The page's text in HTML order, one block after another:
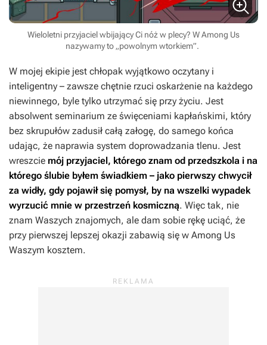
Wieloletni przyjaciel wbijający Ci nóż w plecy? W Among Us
nazywamy to „powolnym wtorkiem”.
W mojej ekipie jest chłopak wyjątkowo oczytany i
inteligentny – zawsze chętnie rzuci oskarżenie na każdego
niewinnego, byle tylko utrzymać się przy życiu. Jest
absolwent seminarium ze święceniami kapłańskimi, który
bez skrupułów zadusił całą załogę, do samego końca
udając, że naprawia system doprowadzania tlenu. Jest
wreszcie mój przyjaciel, którego znam od przedszkola i na
którego ślubie byłem świadkiem – jako pierwszy chwycił
za widły, gdy pojawił się pomysł, by na wszelki wypadek
wyrzucić mnie w przestrzeń kosmiczną. Więc tak, nie
znam Waszych znajomych, ale dam sobie rękę uciąć, że
przy pierwszej lepszej okazji zabawią się w Among Us
Waszym kosztem.